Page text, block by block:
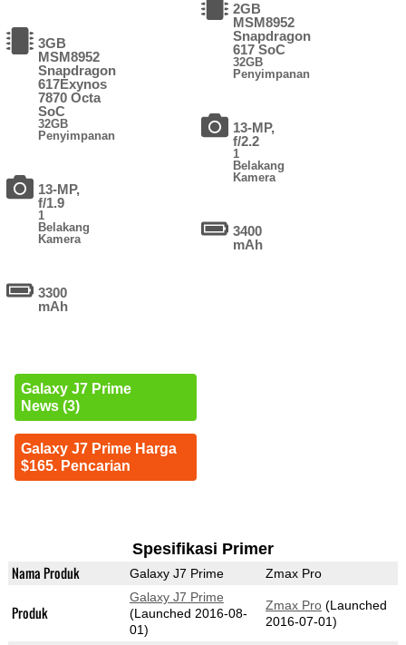
3GB
MSM8952
Snapdragon
617Exynos
7870 Octa
SoC
32GB
Penyimpanan
13-MP,
f/1.9
1
Belakang
Kamera
3300
mAh
Galaxy J7 Prime
News (3)
Galaxy J7 Prime Harga
$165. Pencarian
2GB
MSM8952
Snapdragon
617 SoC
32GB
Penyimpanan
13-MP,
f/2.2
1
Belakang
Kamera
3400
mAh
Spesifikasi Primer
Nama Produk Galaxy J7 Prime Zmax Pro
Produk
Galaxy J7 Prime
(Launched 2016-08-
01)
Zmax Pro(Launched
2016-07-01)